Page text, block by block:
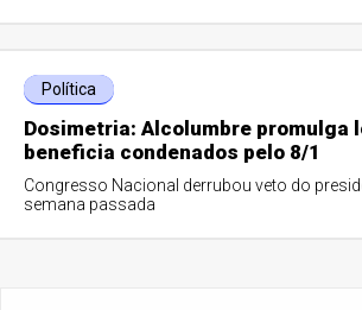
Política
Dosimetria: Alcolumbre promulga
beneficia condenados pelo 8/1
Congresso Nacional derrubou veto do
semana passada